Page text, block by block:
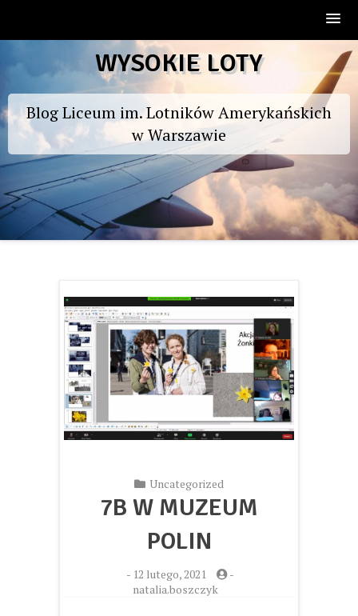
to
WYSOKIE LOTY
Blog Liceum im. Lotników Amerykańskich
w Warszawie
Uncategorized
7B W MUZEUM
POLIN
- 12 lutego, 2021
-
natalia.boszczyk